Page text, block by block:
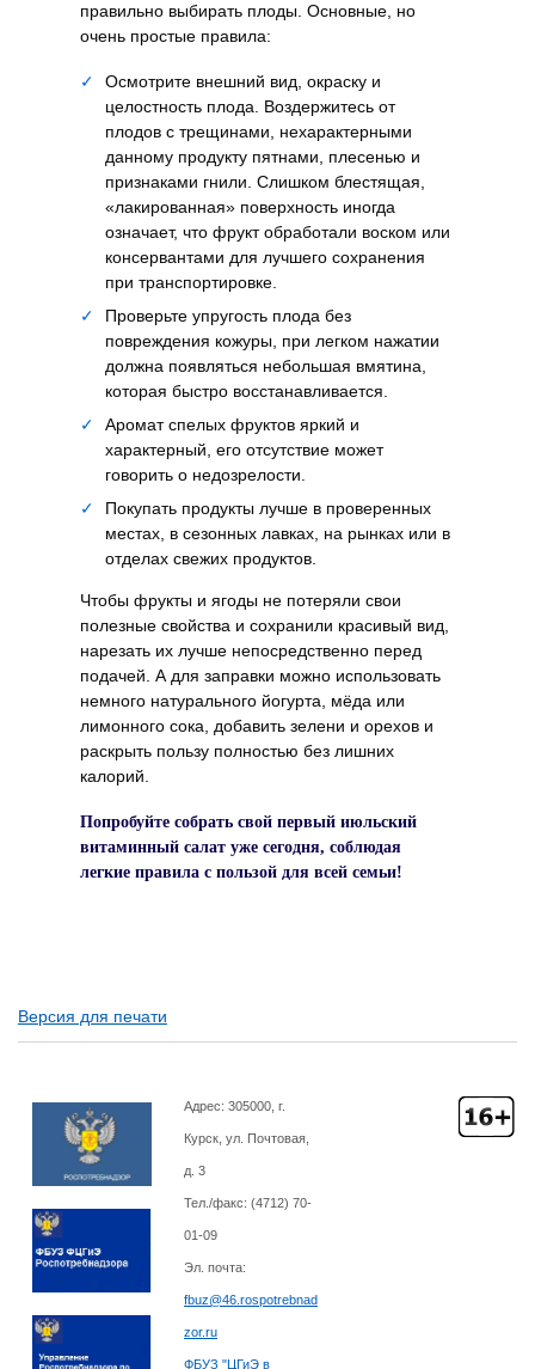
правильно выбирать плоды. Основные, но
очень простые правила:
✓
Осмотрите внешний вид, окраску и
целостность плода. Воздержитесь от
плодов с трещинами, нехарактерными
данному продукту пятнами, плесенью и
признаками гнили. Слишком блестящая,
«лакированная» поверхность иногда
означает, что фрукт обработали воском или
консервантами для лучшего сохранения
при транспортировке.
✓
Проверьте упругость плода без
повреждения кожуры, при легком нажатии
должна появляться небольшая вмятина,
которая быстро восстанавливается.
✓
Аромат спелых фруктов яркий и
характерный, его отсутствие может
говорить о недозрелости.
✓
Покупать продукты лучше в проверенных
местах, в сезонных лавках, на рынках или в
отделах свежих продуктов.
Чтобы фрукты и ягоды не потеряли свои
полезные свойства и сохранили красивый вид,
нарезать их лучше непосредственно перед
подачей. А для заправки можно использовать
немного натурального йогурта, мёда или
лимонного сока, добавить зелени и орехов и
раскрыть пользу полностью без лишних
калорий.
Попробуйте собрать свой первый июльский
витаминный салат уже сегодня, соблюдая
легкие правила с пользой для всей семьи!
Версия для печати
Адрес: 305000, г.
Курск, ул. Почтовая,
д. 3
Тел./факс: (4712) 70-
01-09
Эл. почта:
fbuz@46.rospotrebnad
zor.ru
ФБУЗ "ЦГиЭ в